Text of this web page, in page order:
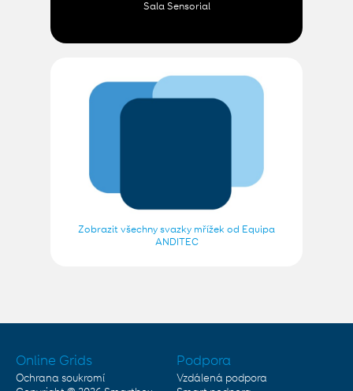
Sala Sensorial
Zobrazit všechny svazky mřížek od Equipa
ANDITEC
Online Grids
Ochrana soukromí
Podpora
Vzdálená podpora